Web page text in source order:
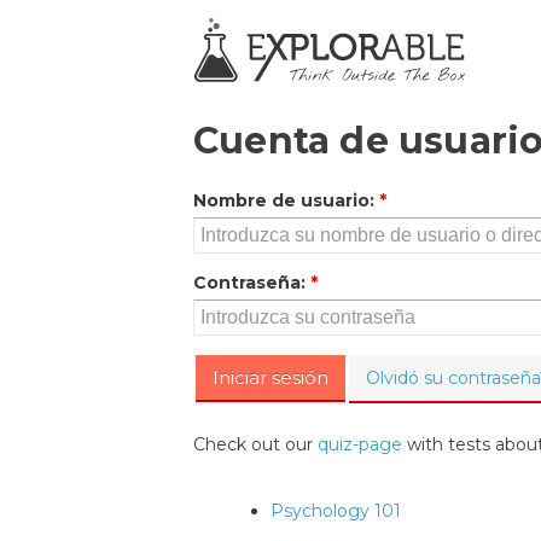
Cuenta de usuario
Nombre de usuario: *
Contraseña: *
Olvidó su
Check out our quiz-page with tests
Psychology 101